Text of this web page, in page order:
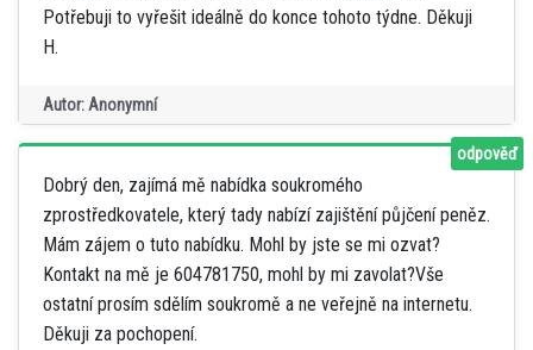
Potřebuji to vyřešit ideálně do konce tohoto týdne. Děkuji
H.
Autor: Anonymní
Dobrý den, zajímá mě nabídka soukromého
zprostředkovatele, který tady nabízí zajištění půjčení peněz.
Mám zájem o tuto nabídku. Mohl by jste se mi ozvat?
Kontakt na mě je 604781750, mohl by mi zavolat?Vše
ostatní prosím sdělím soukromě a ne veřejně na internetu.
Děkuji za pochopení.
odpověď